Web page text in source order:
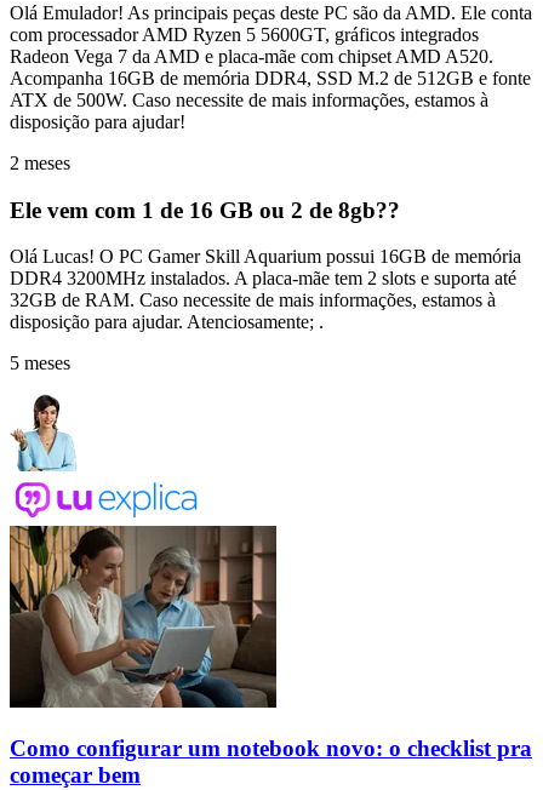
Olá Emulador! As principais peças deste PC são da AMD. Ele conta
com processador AMD Ryzen 5 5600GT, gráficos integrados
Radeon Vega 7 da AMD e placa-mãe com chipset AMD A520.
Acompanha 16GB de memória DDR4, SSD M.2 de 512GB e fonte
ATX de 500W. Caso necessite de mais informações, estamos à
disposição para ajudar!
2 meses
Ele vem com 1 de 16 GB ou 2 de 8gb??
Olá Lucas! O PC Gamer Skill Aquarium possui 16GB de memória
DDR4 3200MHz instalados. A placa-mãe tem 2 slots e suporta até
32GB de RAM. Caso necessite de mais informações, estamos à
disposição para ajudar. Atenciosamente; .
5 meses
Como configurar um notebook novo: o checklist pra
começar bem